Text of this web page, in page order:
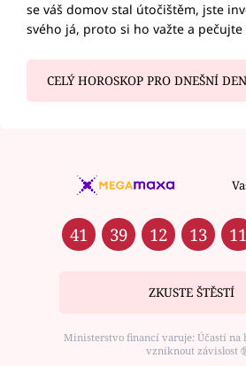
se váš domov stal útočištěm, jste
svého já, proto si ho važte a pečujte
CELÝ HOROSKOP PRO DNEŠNÍ DEN
41 39 12 13 11
ZKUSTE ŠTĚSTÍ
Ministerstvo financí varuje: Účastí na
vzniknout závislost